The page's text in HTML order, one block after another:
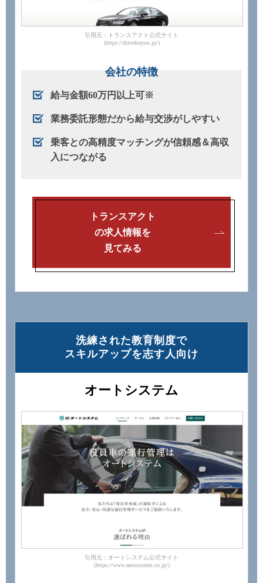
引用元：トランスアクト公式サイト
(https://driveforyou.jp/)
会社の特徴
給与金額60万円以上可※
業務委託形態だから給与交渉がしやすい
乗客との高精度マッチングが信頼感＆高収
入につながる
トランスアクト
の求人情報を
見てみる
洗練された教育制度で
スキルアップを志す⼈向け
オートシステム
引用元：オートシステム公式サイト
(https://www.autosystem.co.jp/)